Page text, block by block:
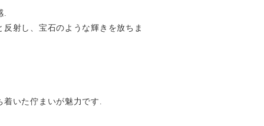
.
射し、宝石のような輝きを放ちま
着いた佇まいが魅力です.